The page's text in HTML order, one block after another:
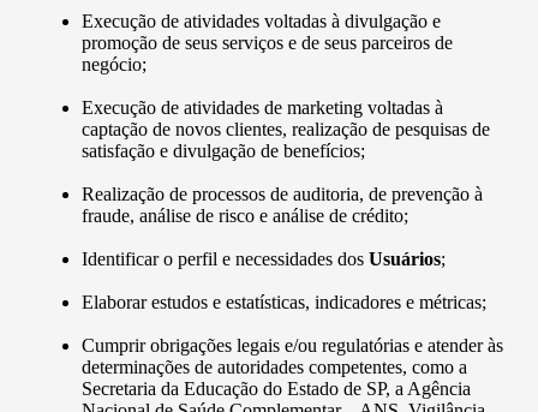
Execução de atividades voltadas à divulgação e
promoção de seus serviços e de seus parceiros de
negócio;
Execução de atividades de marketing voltadas à
captação de novos clientes, realização de pesquisas de
satisfação e divulgação de benefícios;
Realização de processos de auditoria, de prevenção à
fraude, análise de risco e análise de crédito;
Identificar o perfil e necessidades dos Usuários;
Elaborar estudos e estatísticas, indicadores e métricas;
Cumprir obrigações legais e/ou regulatórias e atender às
determinações de autoridades competentes, como a
Secretaria da Educação do Estado de SP, a Agência